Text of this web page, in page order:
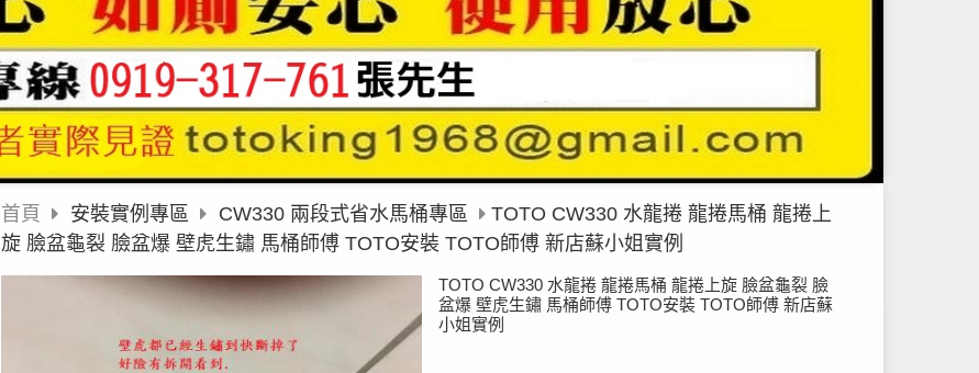
首頁 安裝實例專區 CW330 兩段式省水馬桶專區
TOTO CW330 水龍捲 龍捲馬桶 龍捲上
旋 臉盆龜裂 臉盆爆 壁虎生鏽 馬桶師傅 TOTO安裝 TOTO師傅 新店蘇小姐實例
TOTO CW330 水龍捲 龍捲馬桶 龍捲上旋 臉盆龜裂 臉
盆爆 壁虎生鏽 馬桶師傅 TOTO安裝 TOTO師傅 新店蘇
小姐實例